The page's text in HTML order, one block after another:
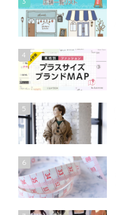
4
5
6